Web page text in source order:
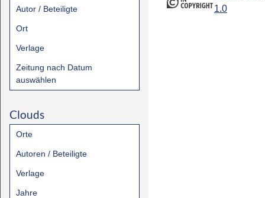
Autor / Beteiligte
Ort
Verlage
Zeitung nach Datum
auswählen
Clouds
Orte
Autoren / Beteiligte
Verlage
Jahre
1.0